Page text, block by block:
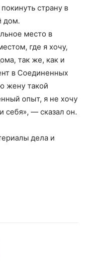
страну в
дом.
место в
где я хочу,
так же, как и
в Соединенных
жену такой
опыт, я не хочу
себя», — сказал он.
дела и